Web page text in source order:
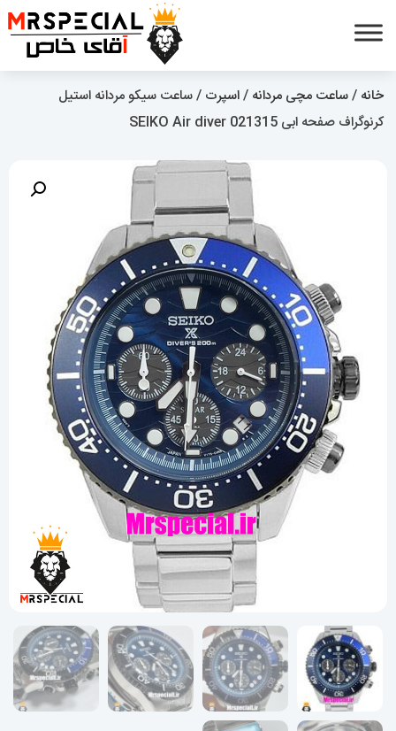
خانه /ساعت مچی مردانه /اسپرت / ساعت سیکو مردانه استیل
کرنوگراف صفحه ابی 021315 SEIKO Air diver